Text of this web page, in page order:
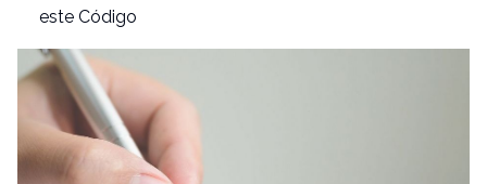
este Código